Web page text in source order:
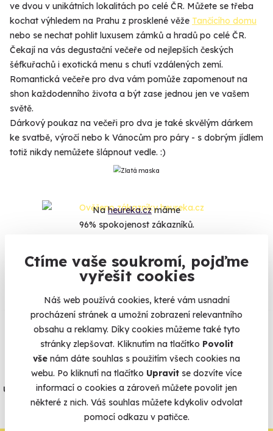
Ctíme vaše soukromí, pojďme
vyřešit cookies
Náš web používá cookies, které vám usnadní
procházení stránek a umožní zobrazení relevantního
obsahu a reklamy. Díky cookies můžeme také tyto
stránky zlepšovat. Kliknutím na tlačítko Povolit
vše nám dáte souhlas s použitím všech cookies na
webu. Po kliknutí na tlačítko Upravit se dozvíte více
informací o cookies a zároveň můžete povolit jen
některé z nich. Váš souhlas můžete kdykoliv odvolat
pomocí odkazu v patičce.
ve dvou v unikátních lokalitách po celé ČR. Můžete se třeba
kochat výhledem na Prahu z prosklené věže Tančícího domu
nebo se nechat pohlit luxusem zámků a hradů po celé ČR.
Čekají na vás degustační večeře od nejlepších českých
šéfkuřachů i exotická menu s chutí vzdálených zemí.
Romantická večeře pro dva vám pomůže zapomenout na
shon každodenního života a být zase jednou jen ve vašem
světě.
Dárkový poukaz na večeři pro dva je také skvělým dárkem
ke svatbě, výročí nebo k Vánocům pro páry - s dobrým jídlem
totiž nikdy nemůžete šlápnout vedle. :)
Naheureka.czmáme
96% spokojenost zákazníků.
Co si o nás myslí
Zobraz ohlasy
Vše umíme pojistit
Jeden nikdy neví. Máme nejvyšší
úrazové pojištění z nabídky zážitkových
agentur.
Vše o pojištění